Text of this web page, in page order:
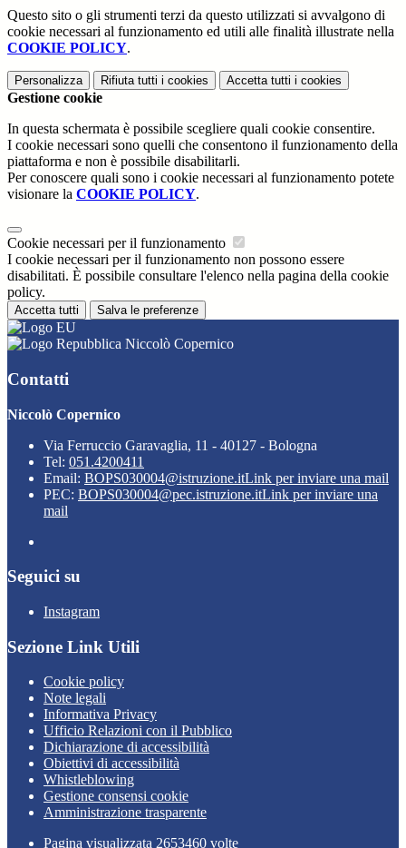
Questo sito o gli strumenti terzi da questo utilizzati si avvalgono di
cookie necessari al funzionamento ed utili alle finalità illustrate nella
COOKIE POLICY.
Personalizza Rifiuta tutti i cookies Accetta tutti i cookies
Gestione cookie
In questa schermata è possibile scegliere quali cookie consentire.
I cookie necessari sono quelli che consentono il funzionamento della
piattaforma e non è possibile disabilitarli.
Per conoscere quali sono i cookie necessari al funzionamento potete
visionare la COOKIE POLICY.
Cookie necessari per il funzionamento
I cookie necessari per il funzionamento non possono essere
disabilitati. È possibile consultare l'elenco nella pagina della cookie
policy.
Accetta tutti Salva le preferenze
Niccolò Copernico
Contatti
Niccolò Copernico
Via Ferruccio Garavaglia, 11 - 40127 - Bologna
Tel: 051.4200411
Email: BOPS030004@istruzione.itLink per inviare una mail
PEC: BOPS030004@pec.istruzione.itLink per inviare una
mail
Seguici su
Instagram
Sezione Link Utili
Cookie policy
Note legali
Informativa Privacy
Ufficio Relazioni con il Pubblico
Dichiarazione di accessibilità
Obiettivi di accessibilità
Whistleblowing
Gestione consensi cookie
Amministrazione trasparente
Pagina visualizzata 2653460 volte